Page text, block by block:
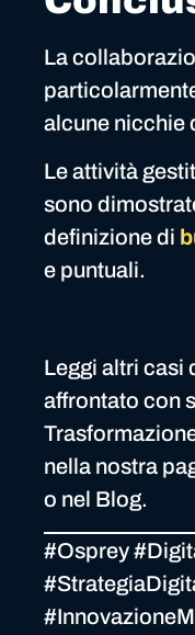
La
alcune nicchie
Le attività
sono
definizione di
e puntuali.
Leggi altri casi
affrontato con
nella nostra
o nel Blog.
#Osprey